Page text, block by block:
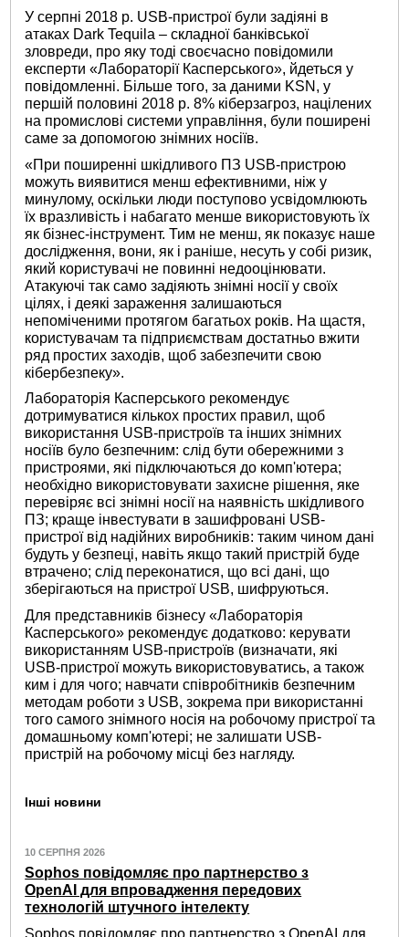
У серпні 2018 р. USB-пристрої були задіяні в
атаках Dark Tequila – складної банківської
зловреди, про яку тоді своєчасно повідомили
експерти «Лабораторії Касперського», йдеться у
повідомленні. Більше того, за даними KSN, у
першій половині 2018 р. 8% кіберзагроз, націлених
на промислові системи управління, були поширені
саме за допомогою знімних носіїв.
«При поширенні шкідливого ПЗ USB-пристрою
можуть виявитися менш ефективними, ніж у
минулому, оскільки люди поступово усвідомлюють
їх вразливість і набагато менше використовують їх
як бізнес-інструмент. Тим не менш, як показує наше
дослідження, вони, як і раніше, несуть у собі ризик,
який користувачі не повинні недооцінювати.
Атакуючі так само задіяють знімні носії у своїх
цілях, і деякі зараження залишаються
непоміченими протягом багатьох років. На щастя,
користувачам та підприємствам достатньо вжити
ряд простих заходів, щоб забезпечити свою
кібербезпеку».
Лабораторія Касперського рекомендує
дотримуватися кількох простих правил, щоб
використання USB-пристроїв та інших знімних
носіїв було безпечним: слід бути обережними з
пристроями, які підключаються до комп'ютера;
необхідно використовувати захисне рішення, яке
перевіряє всі знімні носії на наявність шкідливого
ПЗ; краще інвестувати в зашифровані USB-
пристрої від надійних виробників: таким чином дані
будуть у безпеці, навіть якщо такий пристрій буде
втрачено; слід переконатися, що всі дані, що
зберігаються на пристрої USB, шифруються.
Для представників бізнесу «Лабораторія
Касперського» рекомендує додатково: керувати
використанням USB-пристроїв (визначати, які
USB-пристрої можуть використовуватись, а також
ким і для чого; навчати співробітників безпечним
методам роботи з USB, зокрема при використанні
того самого знімного носія на робочому пристрої та
домашньому комп'ютері; не залишати USB-
пристрій на робочому місці без нагляду.
Інші новини
10 СЕРПНЯ 2026
Sophos повідомляє про партнерство з
OpenAI для впровадження передових
технологій штучного інтелекту
Sophos повідомляє про партнерство з OpenAI для